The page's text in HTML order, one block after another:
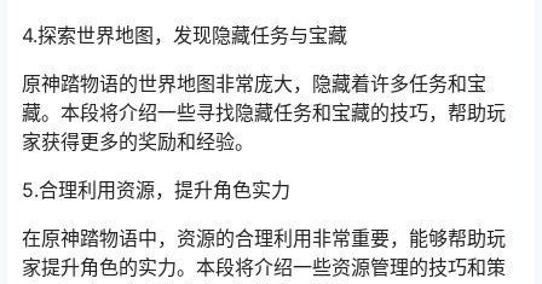
4.探索世界地图，发现隐藏任务与宝藏
原神踏物语的世界地图非常庞大，隐藏着许多任务和宝
藏。本段将介绍一些寻找隐藏任务和宝藏的技巧，帮助玩
家获得更多的奖励和经验。
5.合理利用资源，提升角色实力
在原神踏物语中，资源的合理利用非常重要，能够帮助玩
家提升角色的实力。本段将介绍一些资源管理的技巧和策